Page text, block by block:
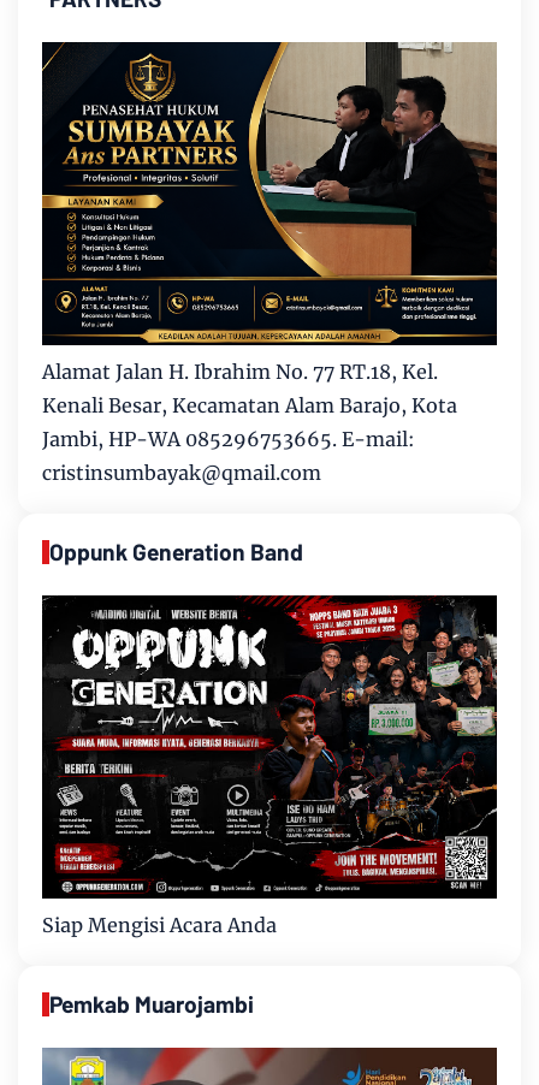
Alamat Jalan H. Ibrahim No. 77 RT.18, Kel.
Kenali Besar, Kecamatan Alam Barajo, Kota
Jambi, HP-WA 085296753665. E-mail:
cristinsumbayak@qmail.com
Oppunk Generation Band
Siap Mengisi Acara Anda
Pemkab Muarojambi